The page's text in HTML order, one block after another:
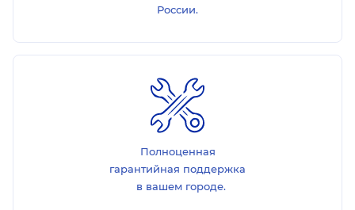
России.
Полноценная
гарантийная поддержка
в вашем городе.